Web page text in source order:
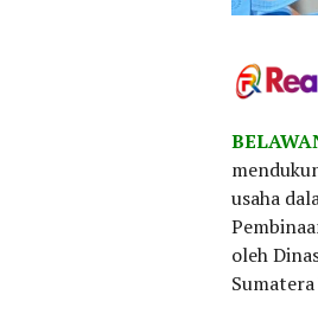
usaha
oleh